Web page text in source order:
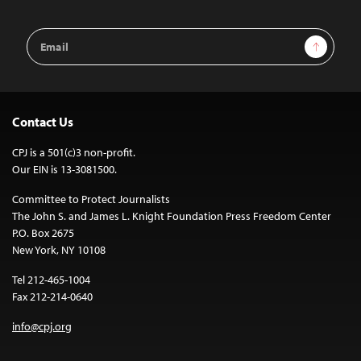
Email
Address
Sign Up
Contact Us
CPJ is a 501(c)3 non-profit.
Our EIN is 13-3081500.
Committee to Protect Journalists
The John S. and James L. Knight Foundation Press Freedom Center
P.O. Box 2675
New York, NY 10108
Tel 212-465-1004
Fax 212-214-0640
info@cpj.org